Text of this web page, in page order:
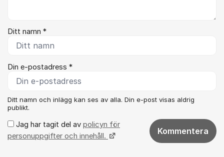
Ditt namn *
Din e-postadress *
Ditt namn och inlägg kan ses av alla. Din e-post visas aldrig
publikt.
Jag har tagit del av policyn för
personuppgifter och innehåll.
Kommentera